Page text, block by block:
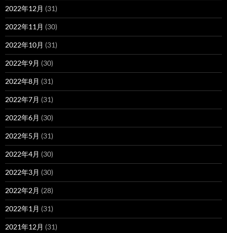
2022年12月 (31)
2022年11月 (30)
2022年10月 (31)
2022年9月 (30)
2022年8月 (31)
2022年7月 (31)
2022年6月 (30)
2022年5月 (31)
2022年4月 (30)
2022年3月 (30)
2022年2月 (28)
2022年1月 (31)
2021年12月 (31)